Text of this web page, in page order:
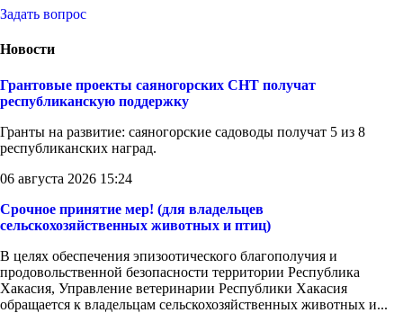
Задать вопрос
Новости
Грантовые проекты саяногорских СНТ получат
республиканскую поддержку
Гранты на развитие: саяногорские садоводы получат 5 из 8
республиканских наград.
06 августа 2026 15:24
Срочное принятие мер! (для владельцев
сельскохозяйственных животных и птиц)
В целях обеспечения эпизоотического благополучия и
продовольственной безопасности территории Республика
Хакасия, Управление ветеринарии Республики Хакасия
обращается к владельцам сельскохозяйственных животных и...